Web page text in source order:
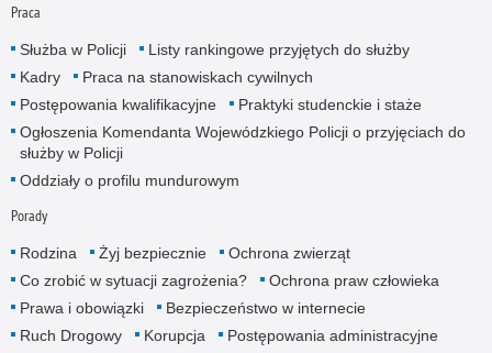
Praca
Służba w Policji
Listy rankingowe przyjętych do służby
Kadry
Praca na stanowiskach cywilnych
Postępowania kwalifikacyjne
Praktyki studenckie i staże
Ogłoszenia Komendanta Wojewódzkiego Policji o przyjęciach do
służby w Policji
Oddziały o profilu mundurowym
Porady
Rodzina Żyj bezpiecznie
Ochrona zwierząt
Co zrobić w sytuacji zagrożenia?
Ochrona praw człowieka
Prawa i obowiązki
Bezpieczeństwo w internecie
Ruch Drogowy
Korupcja
Postępowania administracyjne